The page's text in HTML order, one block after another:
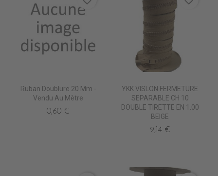
Ruban Doublure 20 Mm -
Vendu Au Mètre
0,60 €
YKK VISLON FERMETURE
SEPARABLE CH 10
DOUBLE TIRETTE EN 1.00
BEIGE
9,14 €